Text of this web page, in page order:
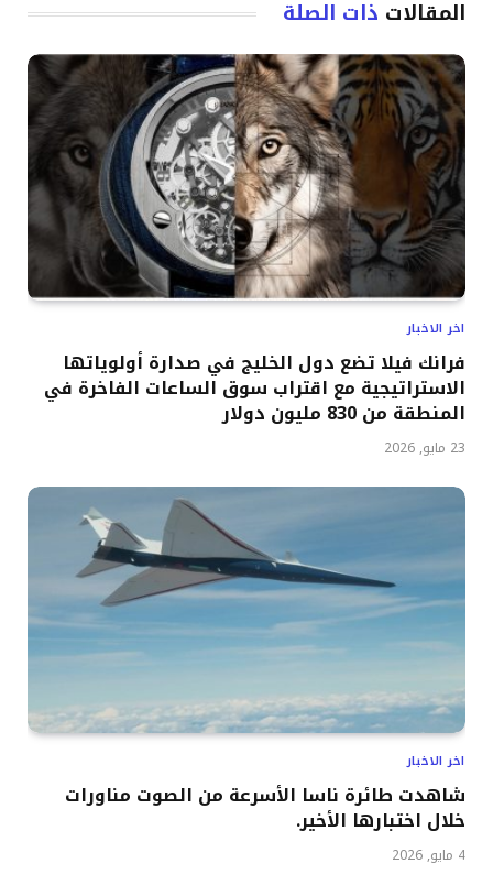
المقالات ذات الصلة
اخر الاخبار
فرانك فيلا تضع دول الخليج في صدارة أولوياتها
الاستراتيجية مع اقتراب سوق الساعات الفاخرة في
المنطقة من 830 مليون دولار
23 مايو, 2026
اخر الاخبار
شاهدت طائرة ناسا الأسرعة من الصوت مناورات
خلال اختبارها الأخير.
4 مايو, 2026